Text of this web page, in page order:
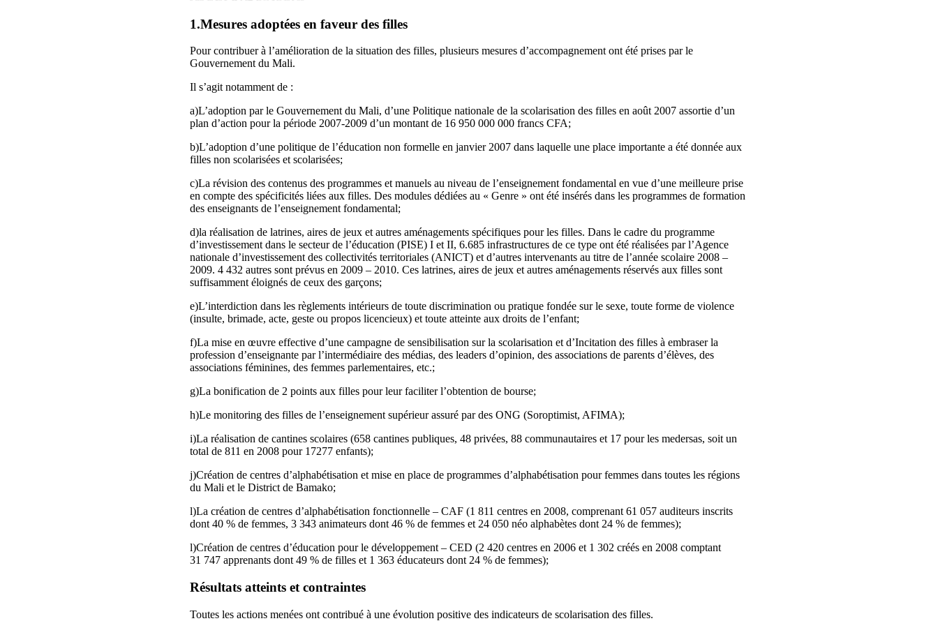
1.Mesures adoptées en faveur des filles
Pour contribuer à l’amélioration de la situation des filles, plusieurs mesures d’accompagnement ont été prises par le
Gouvernement du Mali.
Il s’agit notamment de :
a)L’adoption par le Gouvernement du Mali, d’une Politique nationale de la scolarisation des filles en août 2007 assortie d’un
plan d’action pour la période 2007-2009 d’un montant de 16 950 000 000 francs CFA;
b)L’adoption d’une politique de l’éducation non formelle en janvier 2007 dans laquelle une place importante a été donnée aux
filles non scolarisées et scolarisées;
c)La révision des contenus des programmes et manuels au niveau de l’enseignement fondamental en vue d’une meilleure prise
en compte des spécificités liées aux filles. Des modules dédiées au « Genre » ont été insérés dans les programmes de formation
des enseignants de l’enseignement fondamental;
d)la réalisation de latrines, aires de jeux et autres aménagements spécifiques pour les filles. Dans le cadre du programme
d’investissement dans le secteur de l’éducation (PISE) I et II, 6.685 infrastructures de ce type ont été réalisées par l’Agence
nationale d’investissement des collectivités territoriales (ANICT) et d’autres intervenants au titre de l’année scolaire 2008 –
2009. 4 432 autres sont prévus en 2009 – 2010. Ces latrines, aires de jeux et autres aménagements réservés aux filles sont
suffisamment éloignés de ceux des garçons;
e)L’interdiction dans les règlements intérieurs de toute discrimination ou pratique fondée sur le sexe, toute forme de violence
(insulte, brimade, acte, geste ou propos licencieux) et toute atteinte aux droits de l’enfant;
f)La mise en œuvre effective d’une campagne de sensibilisation sur la scolarisation et d’Incitation des filles à embraser la
profession d’enseignante par l’intermédiaire des médias, des leaders d’opinion, des associations de parents d’élèves, des
associations féminines, des femmes parlementaires, etc.;
g)La bonification de 2 points aux filles pour leur faciliter l’obtention de bourse;
h)Le monitoring des filles de l’enseignement supérieur assuré par des ONG (Soroptimist, AFIMA);
i)La réalisation de cantines scolaires (658 cantines publiques, 48 privées, 88 communautaires et 17 pour les medersas, soit un
total de 811 en 2008 pour 17277 enfants);
j)Création de centres d’alphabétisation et mise en place de programmes d’alphabétisation pour femmes dans toutes les régions
du Mali et le District de Bamako;
l)La création de centres d’alphabétisation fonctionnelle – CAF (1 811 centres en 2008, comprenant 61 057 auditeurs inscrits
dont 40 % de femmes, 3 343 animateurs dont 46 % de femmes et 24 050 néo alphabètes dont 24 % de femmes);
l)Création de centres d’éducation pour le développement – CED (2 420 centres en 2006 et 1 302 créés en 2008 comptant
31 747 apprenants dont 49 % de filles et 1 363 éducateurs dont 24 % de femmes);
Résultats atteints et contraintes
Toutes les actions menées ont contribué à une évolution positive des indicateurs de scolarisation des filles.